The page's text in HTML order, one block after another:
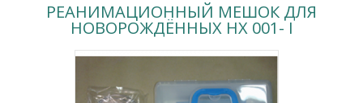
РЕАНИМАЦИОННЫЙ МЕШОК ДЛЯ
НОВОРОЖДЁННЫХ НХ 001- I